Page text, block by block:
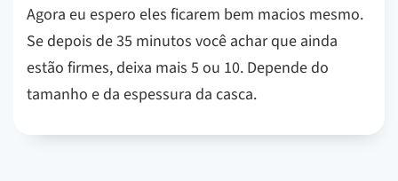
Agora eu espero eles ficarem bem macios mesmo.
Se depois de 35 minutos você achar que ainda
estão firmes, deixa mais 5 ou 10. Depende do
tamanho e da espessura da casca.